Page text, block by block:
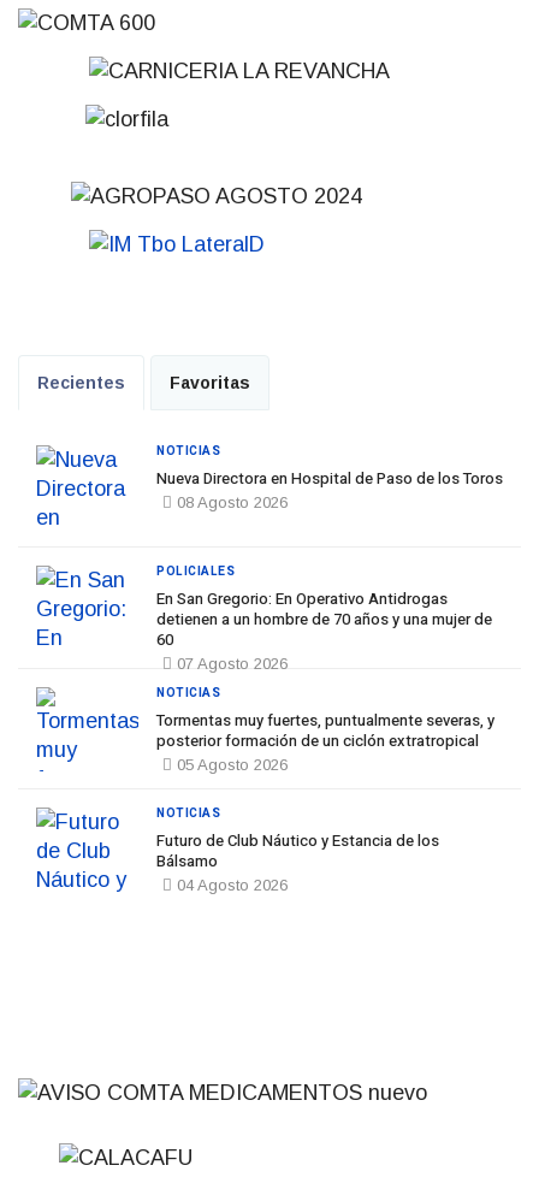
Recientes Favoritas
Nueva Directora en Hospital de Paso de los Toros
08 Agosto 2026
NOTICIAS
En San Gregorio: En Operativo Antidrogas
detienen a un hombre de 70 años y una mujer de
60
07 Agosto 2026
POLICIALES
Tormentas muy fuertes, puntualmente severas, y
posterior formación de un ciclón extratropical
05 Agosto 2026
NOTICIAS
Futuro de Club Náutico y Estancia de los
Bálsamo
04 Agosto 2026
NOTICIAS